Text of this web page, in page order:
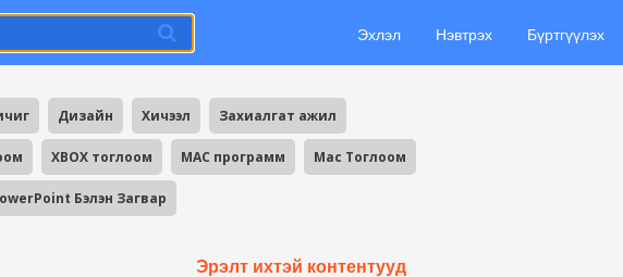
Эхлэл Нэвтрэх Бүртгүүлэх
Дизайн Хичээл Захиалгат ажил
XBOX тоглоом MAC программ Mac Тоглоом
Бэлэн Загвар
Эрэлт ихтэй контентууд